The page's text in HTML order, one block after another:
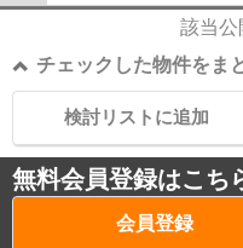
該当公
チェックした物件をま
検討リストに追加
無料会員登録はこち
会員登録